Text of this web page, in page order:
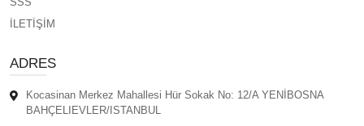
İLETİŞİM
ADRES
Kocasinan Merkez Mahallesi Hür Sokak No: 12/A YENİBOSNA
BAHÇELIEVLER/ISTANBUL